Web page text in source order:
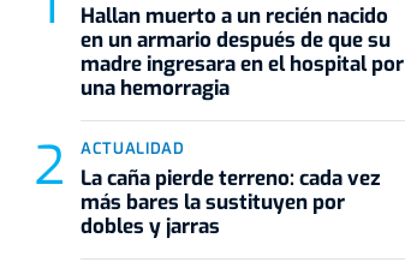
Hallan muerto a un recién nacido
en un armario después de que su
madre ingresara en el hospital por
una hemorragia
ACTUALIDAD
La caña pierde terreno: cada vez
más bares la sustituyen por
dobles y jarras